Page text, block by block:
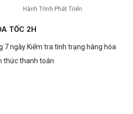
Hành Trình Phát Triển
TỐC 2H
7 ngày Kiểm tra tình trạng hàng hóa
thức thanh toán